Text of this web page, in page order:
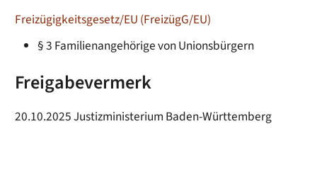
Freizügigkeitsgesetz/EU (FreizügG/EU)
§ 3 Familienangehörige von Unionsbürgern
Freigabevermerk
20.10.2025 Justizministerium Baden-Württemberg